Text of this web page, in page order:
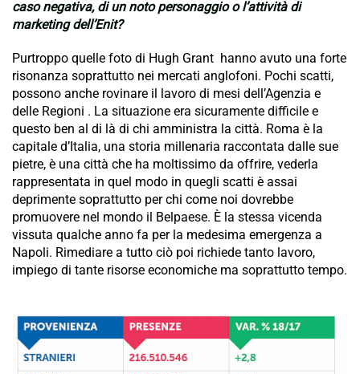
caso negativa, di un noto personaggio o l’attività di
marketing dell’Enit?
Purtroppo quelle foto di Hugh Grant hanno avuto una forte
risonanza soprattutto nei mercati anglofoni. Pochi scatti,
possono anche rovinare il lavoro di mesi dell’Agenzia e
delle Regioni . La situazione era sicuramente difficile e
questo ben al di là di chi amministra la città. Roma è la
capitale d’Italia, una storia millenaria raccontata dalle sue
pietre, è una città che ha moltissimo da offrire, vederla
rappresentata in quel modo in quegli scatti è assai
deprimente soprattutto per chi come noi dovrebbe
promuovere nel mondo il Belpaese. È la stessa vicenda
vissuta qualche anno fa per la medesima emergenza a
Napoli. Rimediare a tutto ciò poi richiede tanto lavoro,
impiego di tante risorse economiche ma soprattutto tempo.